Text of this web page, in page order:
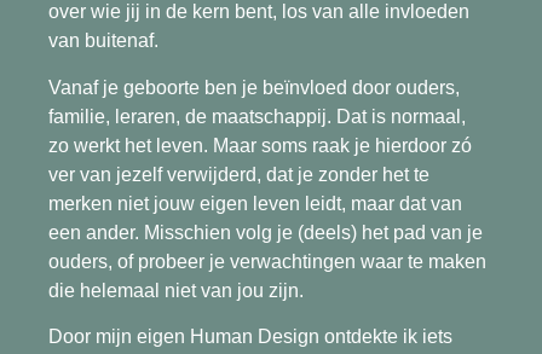
over wie jij in de kern bent, los van alle invloeden
van buitenaf.
Vanaf je geboorte ben je beïnvloed door ouders,
familie, leraren, de maatschappij. Dat is normaal,
zo werkt het leven. Maar soms raak je hierdoor zó
ver van jezelf verwijderd, dat je zonder het te
merken niet jouw eigen leven leidt, maar dat van
een ander. Misschien volg je (deels) het pad van je
ouders, of probeer je verwachtingen waar te maken
die helemaal niet van jou zijn.
Door mijn eigen Human Design ontdekte ik iets